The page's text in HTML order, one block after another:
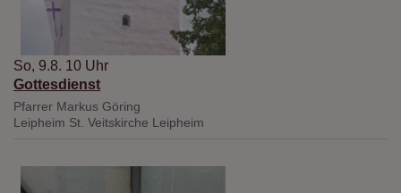
So, 9.8. 10 Uhr
Gottesdienst
Pfarrer Markus Göring
Leipheim St. Veitskirche Leipheim